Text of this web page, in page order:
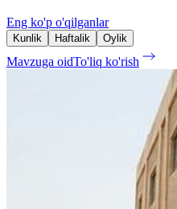
Eng ko'p o'qilganlar
Kunlik Haftalik Oylik
Mavzuga oidTo'liq ko'rish